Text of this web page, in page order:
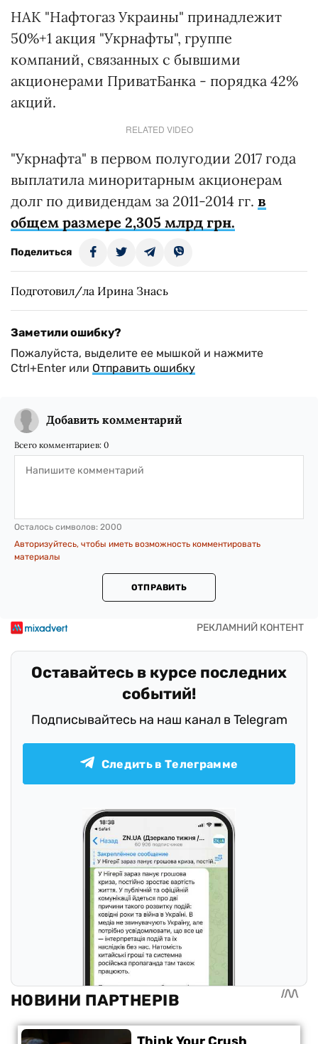
НАК "Нафтогаз Украины" принадлежит
50%+1 акция "Укрнафты", группе
компаний, связанных с бывшими
акционерами ПриватБанка - порядка 42%
акций.
RELATED VIDEO
"Укрнафта" в первом полугодии 2017 года
выплатила миноритарным акционерам
долг по дивидендам за 2011-2014 гг. в
общем размере 2,305 млрд грн.
Поделиться
Подготовил/ла Ирина Знась
Заметили ошибку?
Пожалуйста, выделите ее мышкой и нажмите
Ctrl+Enter или Отправить ошибку
Добавить комментарий
Всего комментариев: 0
Осталось символов: 2000
Авторизуйтесь, чтобы иметь возможность комментировать
материалы
ОТПРАВИТЬ
Оставайтесь в курсе последних
событий!
Подписывайтесь на наш канал в Telegram
Следить в Телеграмме